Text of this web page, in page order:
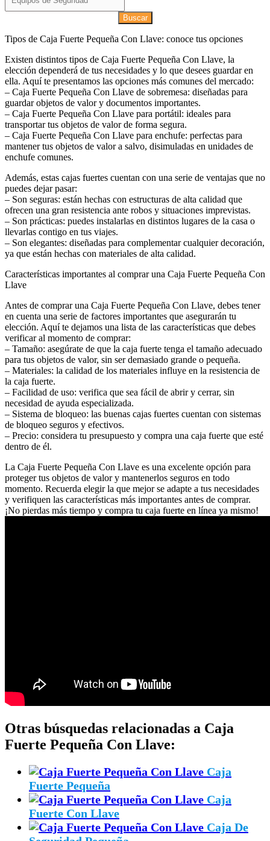
Buscar
Tipos de Caja Fuerte Pequeña Con Llave: conoce tus opciones
Existen distintos tipos de Caja Fuerte Pequeña Con Llave, la
elección dependerá de tus necesidades y lo que desees guardar en
ella. Aquí te presentamos las opciones más comunes del mercado:
– Caja Fuerte Pequeña Con Llave de sobremesa: diseñadas para
guardar objetos de valor y documentos importantes.
– Caja Fuerte Pequeña Con Llave para portátil: ideales para
transportar tus objetos de valor de forma segura.
– Caja Fuerte Pequeña Con Llave para enchufe: perfectas para
mantener tus objetos de valor a salvo, disimuladas en unidades de
enchufe comunes.
Además, estas cajas fuertes cuentan con una serie de ventajas que no
puedes dejar pasar:
– Son seguras: están hechas con estructuras de alta calidad que
ofrecen una gran resistencia ante robos y situaciones imprevistas.
– Son prácticas: puedes instalarlas en distintos lugares de la casa o
llevarlas contigo en tus viajes.
– Son elegantes: diseñadas para complementar cualquier decoración,
ya que están hechas con materiales de alta calidad.
Características importantes al comprar una Caja Fuerte Pequeña Con
Llave
Antes de comprar una Caja Fuerte Pequeña Con Llave, debes tener
en cuenta una serie de factores importantes que asegurarán tu
elección. Aquí te dejamos una lista de las características que debes
verificar al momento de comprar:
– Tamaño: asegúrate de que la caja fuerte tenga el tamaño adecuado
para tus objetos de valor, sin ser demasiado grande o pequeña.
– Materiales: la calidad de los materiales influye en la resistencia de
la caja fuerte.
– Facilidad de uso: verifica que sea fácil de abrir y cerrar, sin
necesidad de ayuda especializada.
– Sistema de bloqueo: las buenas cajas fuertes cuentan con sistemas
de bloqueo seguros y efectivos.
– Precio: considera tu presupuesto y compra una caja fuerte que esté
dentro de él.
La Caja Fuerte Pequeña Con Llave es una excelente opción para
proteger tus objetos de valor y mantenerlos seguros en todo
momento. Recuerda elegir la que mejor se adapte a tus necesidades
y verifiquen las características más importantes antes de comprar.
¡No pierdas más tiempo y compra tu caja fuerte en línea ya mismo!
Otras búsquedas relacionadas a Caja
Fuerte Pequeña Con Llave:
Caja
Fuerte Pequeña
Caja
Fuerte Con Llave
Caja De